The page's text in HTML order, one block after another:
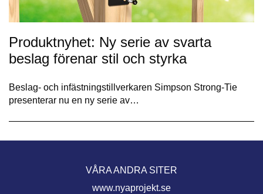
Produktnyhet: Ny serie av svarta
beslag förenar stil och styrka
Beslag- och infästningstillverkaren Simpson Strong-Tie
presenterar nu en ny serie av…
VÅRA ANDRA SITER
www.nyaprojekt.se